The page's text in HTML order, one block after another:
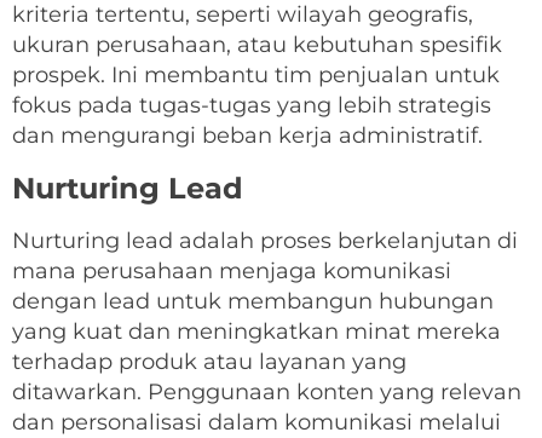
kriteria tertentu, seperti wilayah geografis,
ukuran perusahaan, atau kebutuhan spesifik
prospek. Ini membantu tim penjualan untuk
fokus pada tugas-tugas yang lebih strategis
dan mengurangi beban kerja administratif.
Nurturing Lead
Nurturing lead adalah proses berkelanjutan di
mana perusahaan menjaga komunikasi
dengan lead untuk membangun hubungan
yang kuat dan meningkatkan minat mereka
terhadap produk atau layanan yang
ditawarkan. Penggunaan konten yang relevan
dan personalisasi dalam komunikasi melalui